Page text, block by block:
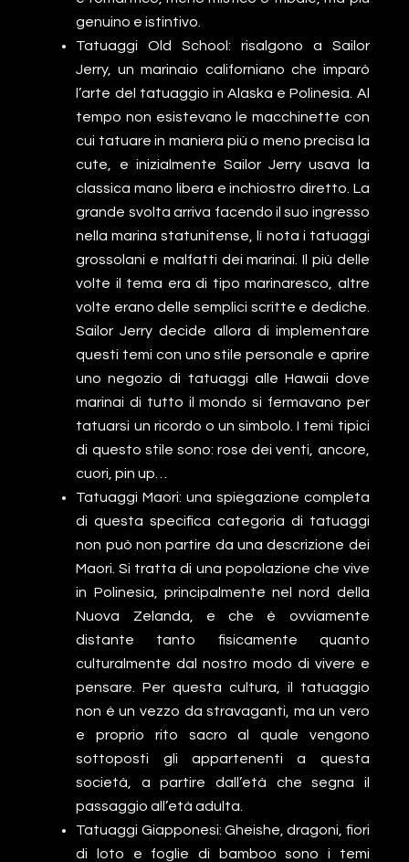
genuino e istintivo.
Tatuaggi Old School: risalgono a Sailor
Jerry, un marinaio californiano che imparò
l’arte del tatuaggio in Alaska e Polinesia. Al
tempo non esistevano le macchinette con
cui tatuare in maniera più o meno precisa la
cute, e inizialmente Sailor Jerry usava la
classica mano libera e inchiostro diretto. La
grande svolta arriva facendo il suo ingresso
nella marina statunitense, lì nota i tatuaggi
grossolani e malfatti dei marinai. Il più delle
volte il tema era di tipo marinaresco, altre
volte erano delle semplici scritte e dediche.
Sailor Jerry decide allora di implementare
questi temi con uno stile personale e aprire
uno negozio di tatuaggi alle Hawaii dove
marinai di tutto il mondo si fermavano per
tatuarsi un ricordo o un simbolo. I temi tipici
di questo stile sono: rose dei venti, ancore,
cuori, pin up…
Tatuaggi Maori: una spiegazione completa
di questa specifica categoria di tatuaggi
non può non partire da una descrizione dei
Maori. Si tratta di una popolazione che vive
in Polinesia, principalmente nel nord della
Nuova Zelanda, e che è ovviamente
distante tanto fisicamente quanto
culturalmente dal nostro modo di vivere e
pensare. Per questa cultura, il tatuaggio
non è un vezzo da stravaganti, ma un vero
e proprio rito sacro al quale vengono
sottoposti gli appartenenti a questa
società, a partire dall’età che segna il
passaggio all’età adulta.
Tatuaggi Giapponesi: Gheishe, dragoni, fiori
di loto e foglie di bamboo sono i temi